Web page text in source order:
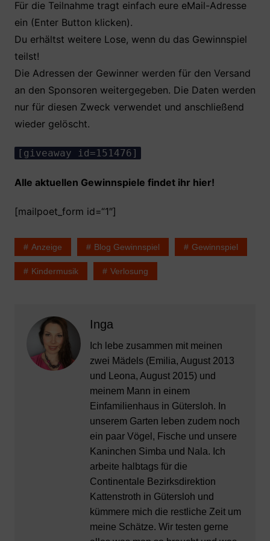
Für die Teilnahme tragt einfach eure eMail-Adresse
ein (Enter Button klicken).
Du erhältst weitere Lose, wenn du das Gewinnspiel
teilst!
Die Adressen der Gewinner werden für den Versand
an den Sponsoren weitergegeben. Die Daten werden
nur für diesen Zweck verwendet und anschließend
wieder gelöscht.
[giveaway id=151476]
Alle aktuellen Gewinnspiele findet ihr hier!
[mailpoet_form id=“1″]
Anzeige Blog Gewinnspiel Gewinnspiel
Kindermusik Verlosung
Inga
Ich lebe zusammen mit meinen
zwei Mädels (Emilia, August 2013
und Leona, August 2015) und
meinem Mann in einem
Einfamilienhaus in Gütersloh. In
unserem Garten leben zudem noch
ein paar Vögel, Fische und unsere
Kaninchen Simba und Nala. Ich
arbeite halbtags für die
Continentale Bezirksdirektion
Kattenstroth in Gütersloh und
kümmere mich die restliche Zeit um
meine Schätze. Wir testen gerne